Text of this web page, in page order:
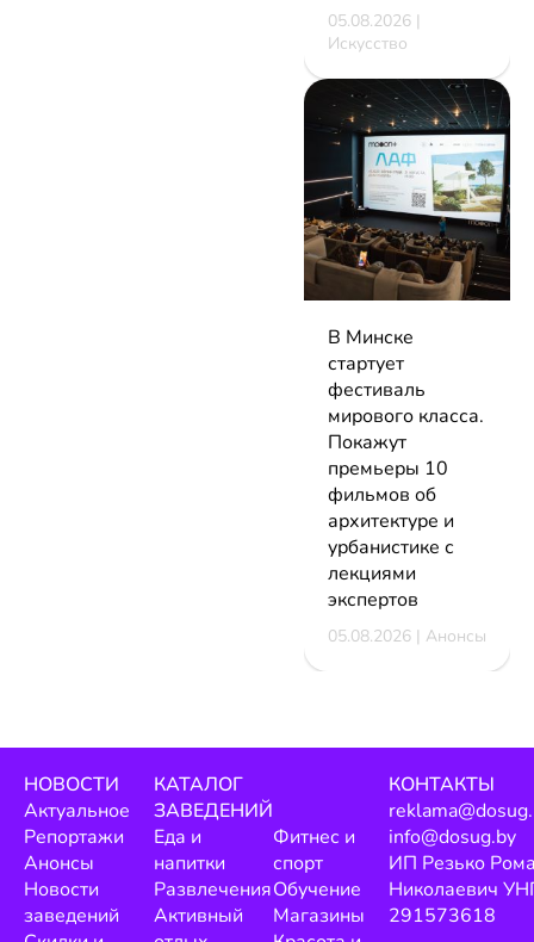
05.08.2026 |
Искусство
В Минске
стартует
фестиваль
мирового класса.
Покажут
премьеры 10
фильмов об
архитектуре и
урбанистике с
лекциями
экспертов
05.08.2026 | Анонсы
НОВОСТИ
Актуальное
Репортажи
Анонсы
Новости
заведений
КАТАЛОГ
ЗАВЕДЕНИЙ
Еда и
напитки
Развлечения
Активный
Фитнес и
спорт
Обучение
Магазины
КОНТАКТЫ
info@dosug.by
ИП Резько
Николаевич
291573618